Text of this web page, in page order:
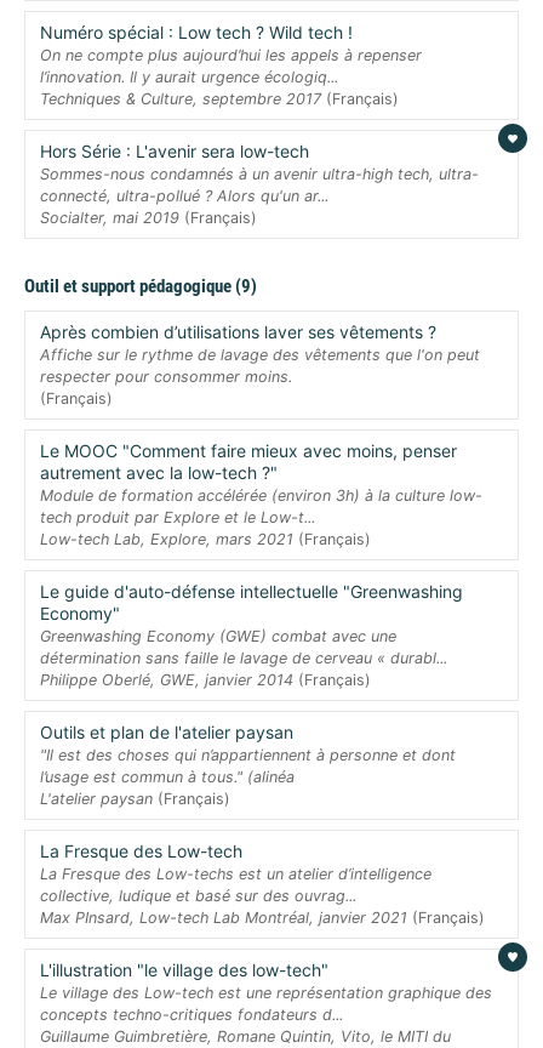
Numéro spécial : Low tech ? Wild tech !
On ne compte plus aujourd’hui les appels à repenser
l’innovation. Il y aurait urgence écologiq...
Techniques & Culture, septembre 2017 (Français)
Hors Série : L'avenir sera low-tech
Sommes-nous condamnés à un avenir ultra-high tech, ultra-
connecté, ultra-pollué ? Alors qu'un ar...
Socialter, mai 2019 (Français)
Outil et support pédagogique (9)
Après combien d’utilisations laver ses vêtements ?
Affiche sur le rythme de lavage des vêtements que l'on peut
respecter pour consommer moins.
(Français)
Le MOOC "Comment faire mieux avec moins, penser
autrement avec la low-tech ?"
Module de formation accélérée (environ 3h) à la culture low-
tech produit par Explore et le Low-t...
Low-tech Lab, Explore, mars 2021 (Français)
Le guide d'auto-défense intellectuelle "Greenwashing
Economy"
Greenwashing Economy (GWE) combat avec une
détermination sans faille le lavage de cerveau « durabl...
Philippe Oberlé, GWE, janvier 2014 (Français)
Outils et plan de l'atelier paysan
"Il est des choses qui n’appartiennent à personne et dont
l’usage est commun à tous." (alinéa
L'atelier paysan (Français)
La Fresque des Low-tech
La Fresque des Low-techs est un atelier d’intelligence
collective, ludique et basé sur des ouvrag...
Max PInsard, Low-tech Lab Montréal, janvier 2021 (Français)
L'illustration "le village des low-tech"
Le village des Low-tech est une représentation graphique des
concepts techno-critiques fondateurs d...
Guillaume Guimbretière, Romane Quintin, Vito, le MITI du